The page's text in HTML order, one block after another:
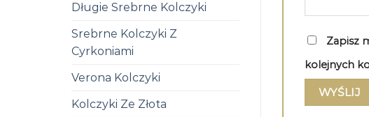
Długie Srebrne Kolczyki
Srebrne Kolczyki Z
Cyrkoniami
Verona Kolczyki
Kolczyki Ze Złota
Zapisz
kolejnych